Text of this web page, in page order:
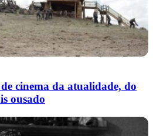
cinema da atualidade, do
ousado